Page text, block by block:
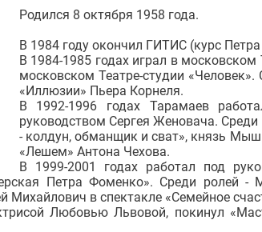
Родился 8 октября 1958 года.
В 1984 году окончил ГИТИС (курс
В 1984-1985 годах играл в
московском Театре-студии
«Иллюзии» Пьера Корнеля.
В 1992-1996 годах Тарамаев
руководством Сергея Женовача.
- колдун, обманщик и сват», князь
«Лешем» Антона Чехова.
В 1999-2001 годах работал под
Петра Фоменко». Среди ролей -
Михайлович в спектакле «Семейное
Любовью Львовой, покинул